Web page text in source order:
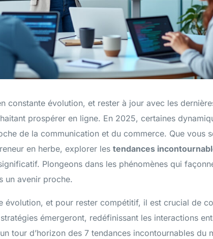
Gestion des avis clients
atouts commerciaux décisifs
Articles optimisés
Contenu percutant: renforcez votre visibilité et engagez
constante évolution, et rester à jour avec les
prospérer en ligne. En 2025, certaines
de la communication et du commerce. Que vous
en herbe, explorer lestendances
Plongeons dans les phénomènes qui
un avenir proche.
évolution, et pour rester compétitif, il est crucial de
émergeront, redéfinissant les interactions
tour d’horizon des 7 tendances incontournables du